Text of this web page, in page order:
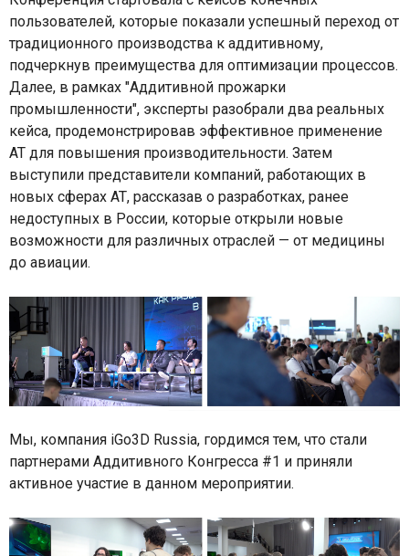
пользователей, которые показали успешный переход от
традиционного производства к аддитивному,
подчеркнув преимущества для оптимизации процессов.
Далее, в рамках "Аддитивной прожарки
промышленности", эксперты разобрали два реальных
кейса, продемонстрировав эффективное применение
АТ для повышения производительности. Затем
выступили представители компаний, работающих в
новых сферах АТ, рассказав о разработках, ранее
недоступных в России, которые открыли новые
возможности для различных отраслей — от медицины
до авиации.
Мы, компания iGo3D Russia, гордимся тем, что стали
партнерами Аддитивного Конгресса #1 и приняли
активное участие в данном мероприятии.